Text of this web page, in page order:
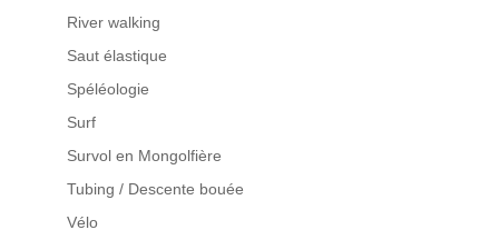
River walking
Saut élastique
Spéléologie
Surf
Survol en Mongolfière
Tubing / Descente bouée
Vélo